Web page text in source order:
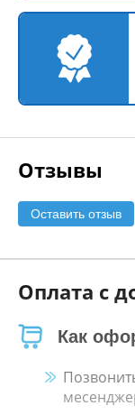
Отзывы
Оставить отзыв
Оплата с
Как